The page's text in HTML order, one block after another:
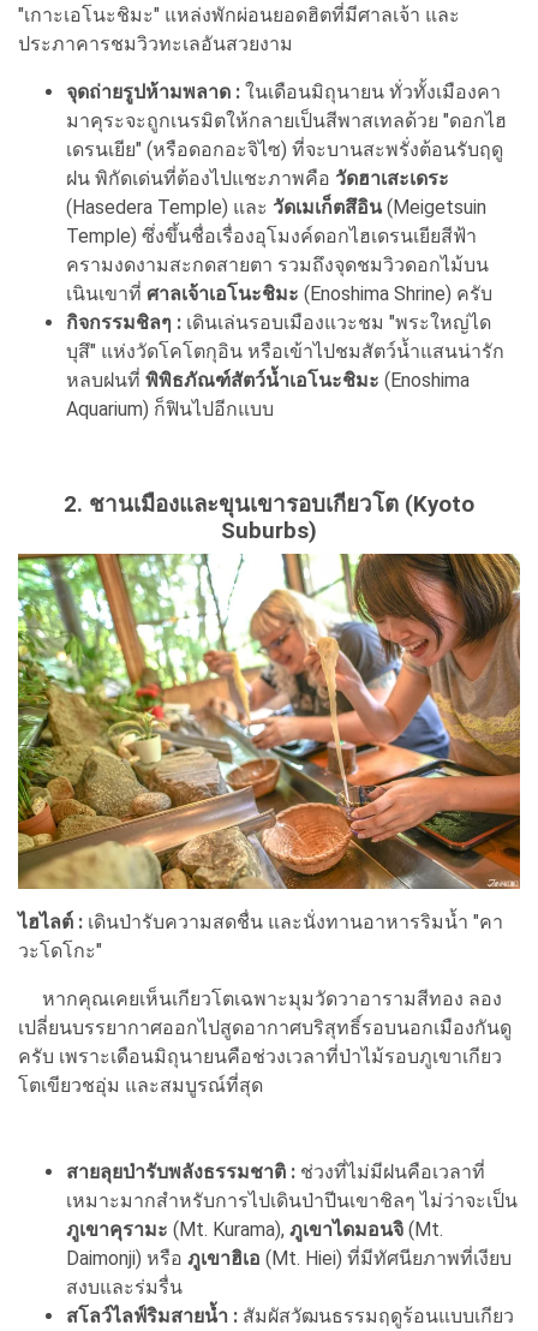
"เกาะเอโนะชิมะ" แหล่งพักผ่อนยอดฮิตที่มีศาลเจ้า และ
ประภาคารชมวิวทะเลอันสวยงาม
จุดถ่ายรูปห้ามพลาด : ในเดือนมิถุนายน ทั่วทั้งเมืองคา
มาคุระจะถูกเนรมิตให้กลายเป็นสีพาสเทลด้วย "ดอกไฮ
เดรนเยีย" (หรือดอกอะจิไซ) ที่จะบานสะพรั่งต้อนรับฤดู
ฝน พิกัดเด่นที่ต้องไปแชะภาพคือ วัดฮาเสะเดระ
(Hasedera Temple) และ วัดเมเก็ตสึอิน(Meigetsuin
Temple) ซึ่งขึ้นชื่อเรื่องอุโมงค์ดอกไฮเดรนเยียสีฟ้า
ครามงดงามสะกดสายตา รวมถึงจุดชมวิวดอกไม้บน
เนินเขาที่ ศาลเจ้าเอโนะชิมะ (Enoshima Shrine) ครับ
กิจกรรมชิลๆ : เดินเล่นรอบเมืองแวะชม "พระใหญ่ได
บุสึ" แห่งวัดโคโตกุอิน หรือเข้าไปชมสัตว์น้ำแสนน่ารัก
หลบฝนที่ พิพิธภัณฑ์สัตว์น้ำเอโนะชิมะ (Enoshima
Aquarium) ก็ฟินไปอีกแบบ
2. ชานเมืองและขุนเขารอบเกียวโต (Kyoto
Suburbs)
ไฮไลต์ : เดินป่ารับความสดชื่น และนั่งทานอาหารริมน้ำ "คา
วะโดโกะ"
หากคุณเคยเห็นเกียวโตเฉพาะมุมวัดวาอารามสีทอง ลอง
เปลี่ยนบรรยากาศออกไปสูดอากาศบริสุทธิ์รอบนอกเมืองกันดู
ครับ เพราะเดือนมิถุนายนคือช่วงเวลาที่ป่าไม้รอบภูเขาเกียว
โตเขียวชอุ่ม และสมบูรณ์ที่สุด
สายลุยป่ารับพลังธรรมชาติ : ช่วงที่ไม่มีฝนคือเวลาที่
เหมาะมากสำหรับการไปเดินป่าปีนเขาชิลๆ ไม่ว่าจะเป็น
ภูเขาคุรามะ (Mt. Kurama), ภูเขาไดมอนจิ (Mt.
Daimonji) หรือ ภูเขาฮิเอ (Mt. Hiei) ที่มีทัศนียภาพที่เงียบ
สงบและร่มรื่น
สโลว์ไลฟ์ริมสายน้ำ : สัมผัสวัฒนธรรมฤดูร้อนแบบเกียว